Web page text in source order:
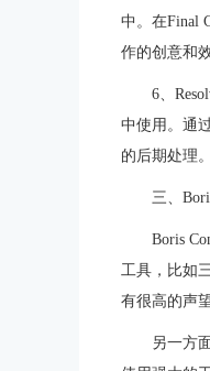
中。在Final
作的创意和
6、
中使用。通
的后期处理。
三、
Boris
工具，比如
有很高的声望
另一方